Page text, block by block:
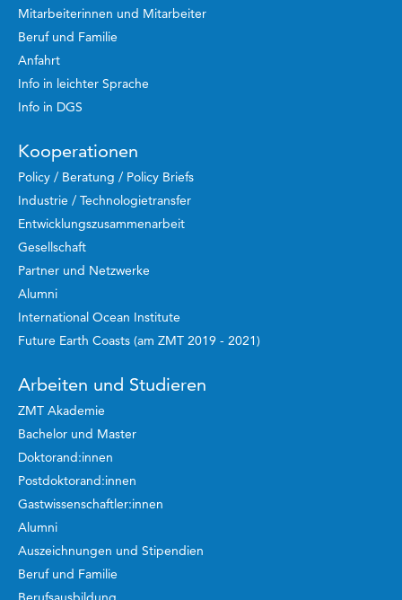
Mitarbeiterinnen und Mitarbeiter
Beruf und Familie
Anfahrt
Info in leichter Sprache
Info in DGS
Kooperationen
Policy / Beratung / Policy Briefs
Industrie / Technologietransfer
Entwicklungszusammenarbeit
Gesellschaft
Partner und Netzwerke
Alumni
International Ocean Institute
Future Earth Coasts (am ZMT 2019 - 2021)
Arbeiten und Studieren
ZMT Akademie
Bachelor und Master
Doktorand:innen
Postdoktorand:innen
Gastwissenschaftler:innen
Alumni
Auszeichnungen und Stipendien
Beruf und Familie